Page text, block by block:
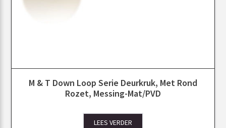
M & T Down Loop Serie Deurkruk, Met Rond
Rozet, Messing-Mat/PVD
LEES VERDER